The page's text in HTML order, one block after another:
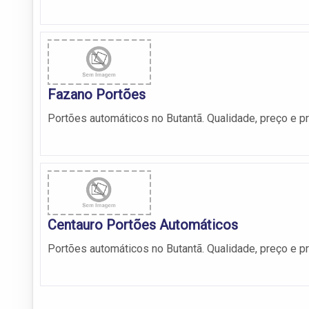
Fazano Portões
Portões automáticos no Butantã. Qualidade, preço e
Centauro Portões Automáticos
Portões automáticos no Butantã. Qualidade, preço e